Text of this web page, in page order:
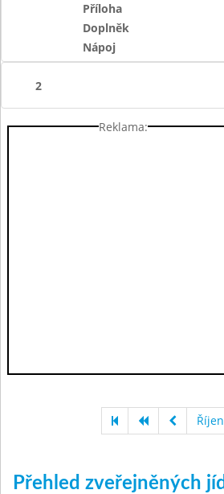
Příloha
Doplněk
Nápoj
2
Reklama:
Přehled zveřejněných